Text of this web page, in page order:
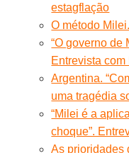
estagflação
O método
“O governo de
Entrevista
Argentina.
uma tragédia
“Milei é a
choque”.
As prioridades